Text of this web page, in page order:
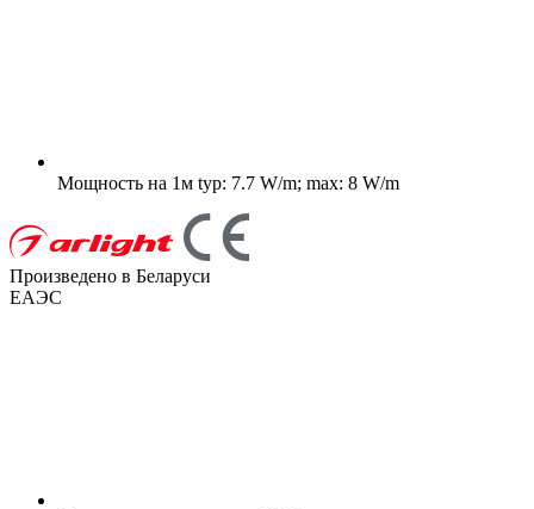
Мощность на 1м typ: 7.7 W/m; max: 8 W/m
Произведено в Беларуси
ЕАЭС